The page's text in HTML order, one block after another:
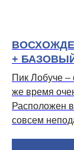
+
Пик Лобуче –
же время
Расположен
совсем